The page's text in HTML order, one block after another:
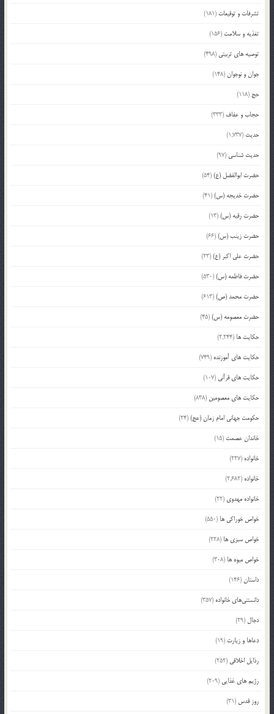
تشرفات و توقیعات (181)
تغذیه و سلامت (156)
توصیه های تربیتی (498)
جوان و نوجوان(148)
حج (118)
حجاب و عفاف (333)
حدیث (1,737)
حدیث شناسی (97)
حضرت ابوالفضل (ع)(54)
حضرت خدیجه (س)(41)
حضرت رقیه (س)(13)
حضرت زینب (س)(66)
حضرت علی اکبر (ع)(23)
حضرت فاطمه (س)(530)
حضرت محمد (ص)(613)
حضرت معصومه (س)(45)
حکایت ها (2,244)
حکایت های آموزنده (749)
حکایت های قرآنی (107)
حکایت های معصومین (838)
حکومت جهانی امام زمان (عج)(24)
خاندان عصمت (15)
خانواده (227)
خانواده (2,682)
خانواده مهدوی (22)
خواص خوراکی ها (550)
خواص سبزی ها (228)
خواص میوه ها (308)
داستان(146)
دانستنی‌های خانواده (357)
دجال (29)
دعاها و زیارت (19)
رذایل اخلاقی (252)
رژیم های غذایی (209)
روز قدس (31)